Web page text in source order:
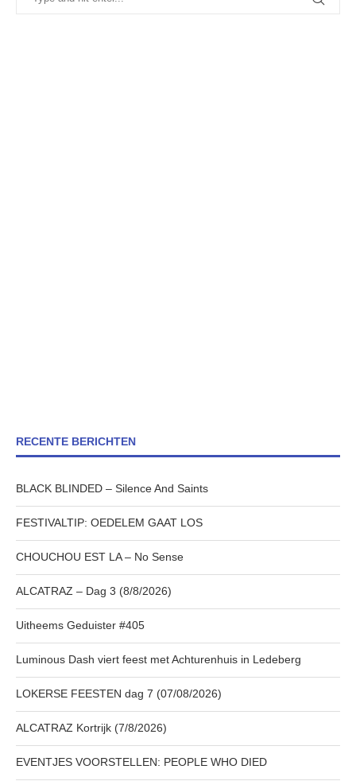
RECENTE BERICHTEN
BLACK BLINDED – Silence And Saints
FESTIVALTIP: OEDELEM GAAT LOS
CHOUCHOU EST LA – No Sense
ALCATRAZ – Dag 3 (8/8/2026)
Uitheems Geduister #405
Luminous Dash viert feest met Achturenhuis in Ledeberg
LOKERSE FEESTEN dag 7 (07/08/2026)
ALCATRAZ Kortrijk (7/8/2026)
EVENTJES VOORSTELLEN: PEOPLE WHO DIED